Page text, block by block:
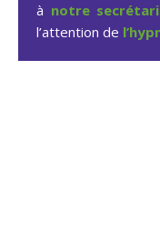
à notre
l’attention de